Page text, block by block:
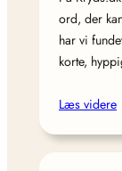
ord, der
har vi
korte,
Læs videre